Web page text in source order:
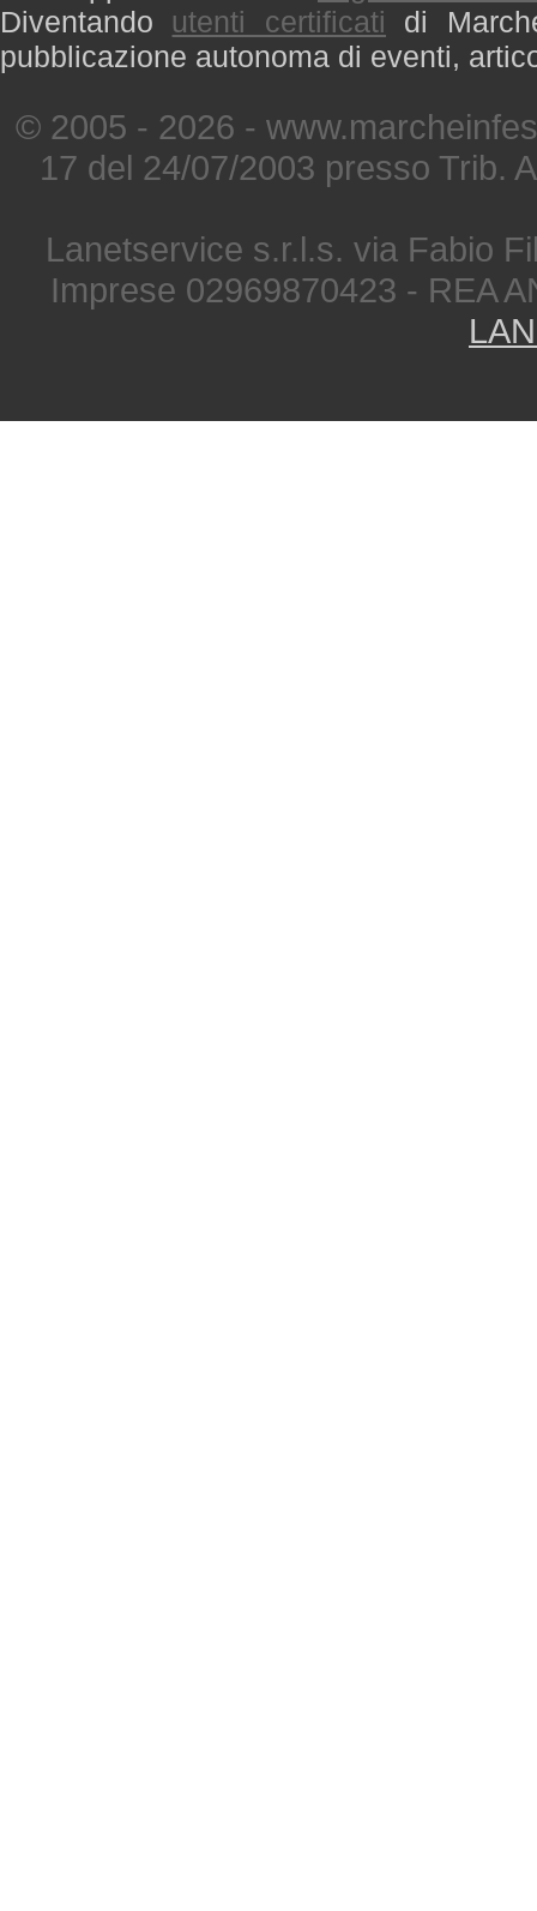
Diventando utenti certificati di
pubblicazione autonoma di eventi,
© 2005 - 2026 -
17 del 24/07/2003 presso Trib.
Lanetservice s.r.l.s. via Fabio
Imprese 02969870423 - REA